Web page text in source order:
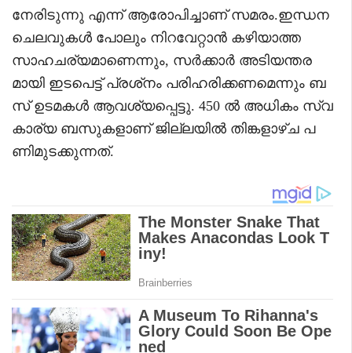
നേരിടുന്നു എന്ന് ആരോപിച്ചാണ് സമരം.ഇന്ധന
ചെലവുകൾ പോലും നിറവേറ്റാൻ കഴിയാത്ത
സാഹചര്യമാണെന്നും, സർക്കാർ അടിയന്തര
മായി ഇടപെട്ട് പ്രശ്‌നം പരിഹരിക്കണമെന്നും ബ
സ് ഉടമകൾ ആവശ്യപ്പെട്ടു. 450 ൽ അധികം സ്വ
കാര്യ ബസുകളാണ് ജില്ലയിൽ തിങ്കളാഴ്ച പ
ണിമുടക്കുന്നത്.